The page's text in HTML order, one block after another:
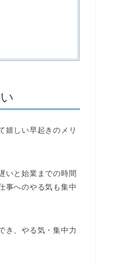
嬉しい早起きのメリ
いと始業までの時間
事へのやる気も集中
き、やる気・集中力